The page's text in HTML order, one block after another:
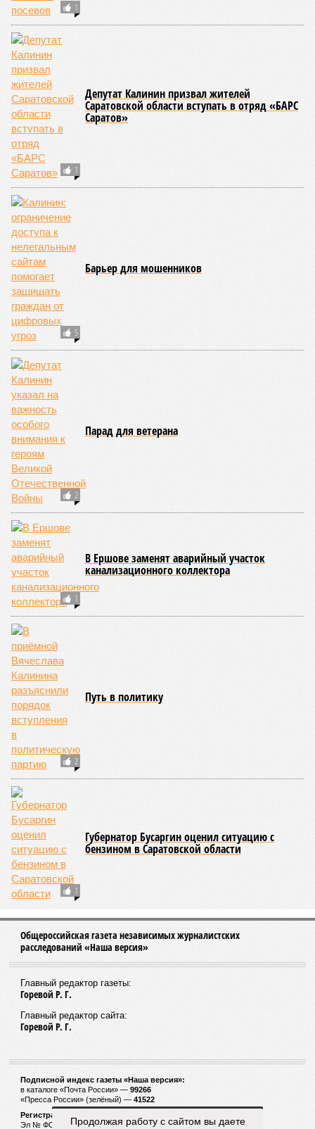
1
1
Депутат Калинин призвал жителей
Саратовской области вступать в отряд «БАРС
Саратов»
5
Барьер для мошенников
2
Парад для ветерана
1
В Ершове заменят аварийный участок
канализационного коллектора
2
Путь в политику
1
Губернатор Бусаргин оценил ситуацию с
бензином в Саратовской области
Общероссийская газета независимых журналистских
расследований «Наша версия»
Главный редактор газеты:
Горевой Р. Г.
Главный редактор сайта:
Горевой Р. Г.
Подписной индекс газеты «Наша версия»:
в каталоге «Почта России» — 99266
«Пресса России» (зелёный) — 41522
Регистрационный номер Роскомнадзора
Эл № ФС77-53847 от 26.04.2013.
Продолжая работу с сайтом вы даете